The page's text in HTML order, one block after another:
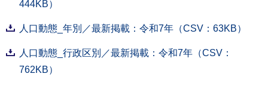
444KB）
人口動態_年別／最新掲載：令和7年（CSV：63KB）
人口動態_行政区別／最新掲載：令和7年（CSV：
762KB）